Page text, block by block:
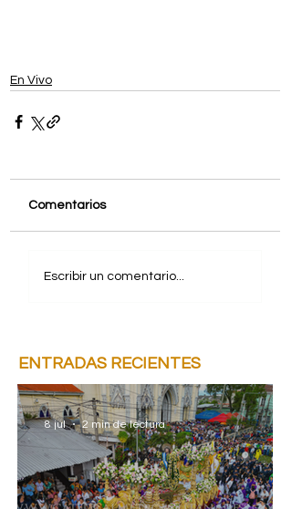
En Vivo
Comentarios
Escribir un comentario...
ENTRADAS RECIENTES
8 jul 2 min de lectura